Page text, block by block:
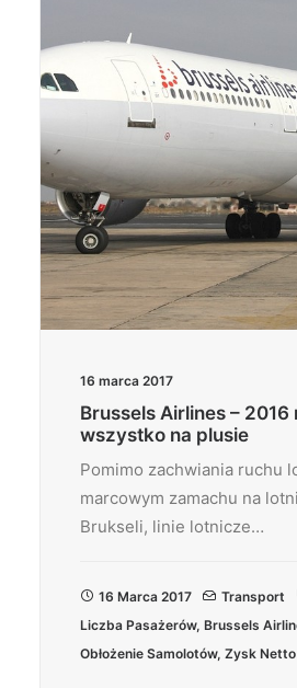
16 marca 2017
Brussels Airlines – 2016
wszystko na plusie
Pomimo zachwiania ruchu
marcowym zamachu na
Brukseli, linie lotnicze…
16 Marca 2017 Transport
Liczba Pasażerów, Brussels
Obłożenie Samolotów, Zysk Netto